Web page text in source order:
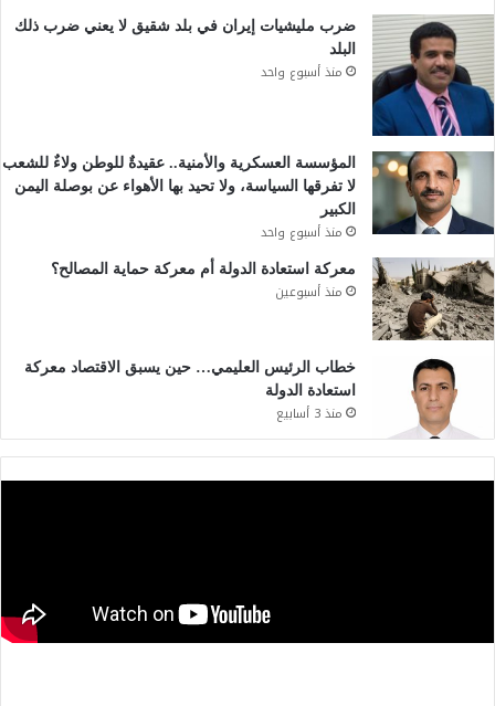
ضرب مليشيات إيران في بلد شقيق لا يعني ضرب ذلك
البلد
منذ أسبوع واحد
المؤسسة العسكرية والأمنية.. عقيدةٌ للوطن ولاءٌ للشعب
لا تفرقها السياسة، ولا تحيد بها الأهواء عن بوصلة اليمن
الكبير
منذ أسبوع واحد
معركة استعادة الدولة أم معركة حماية المصالح؟
منذ أسبوعين
خطاب الرئيس العليمي… حين يسبق الاقتصاد معركة
استعادة الدولة
منذ 3 أسابيع